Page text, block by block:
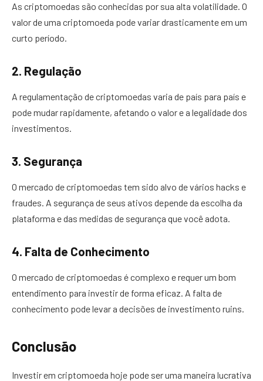
As criptomoedas são conhecidas por sua alta volatilidade. O
valor de uma criptomoeda pode variar drasticamente em um
curto período.
2. Regulação
A regulamentação de criptomoedas varia de país para país e
pode mudar rapidamente, afetando o valor e a legalidade dos
investimentos.
3. Segurança
O mercado de criptomoedas tem sido alvo de vários hacks e
fraudes. A segurança de seus ativos depende da escolha da
plataforma e das medidas de segurança que você adota.
4. Falta de Conhecimento
O mercado de criptomoedas é complexo e requer um bom
entendimento para investir de forma eficaz. A falta de
conhecimento pode levar a decisões de investimento ruins.
Conclusão
Investir em criptomoeda hoje pode ser uma maneira lucrativa